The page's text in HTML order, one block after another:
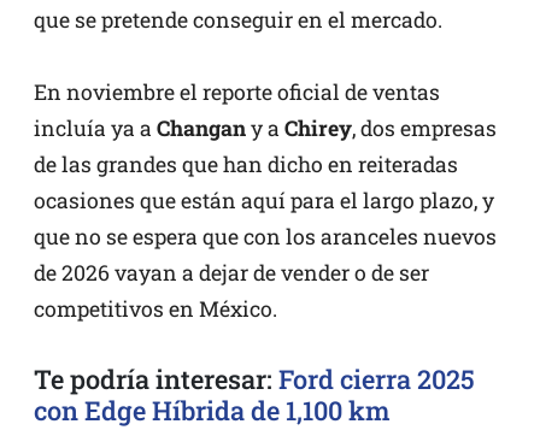
que se pretende conseguir en el mercado.
En noviembre el reporte oficial de ventas
incluía ya a Changany a Chirey, dos empresas
de las grandes que han dicho en reiteradas
ocasiones que están aquí para el largo plazo, y
que no se espera que con los aranceles nuevos
de 2026 vayan a dejar de vender o de ser
competitivos en México.
Te podría interesar: Ford cierra 2025
con Edge Híbrida de 1,100 km